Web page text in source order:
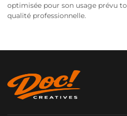
optimisée pour son usage prévu
qualité professionnelle.